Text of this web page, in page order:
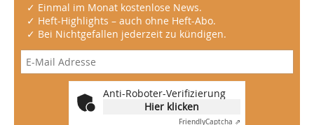
✓ Einmal im Monat kostenlose News.
✓ Heft-Highlights – auch ohne Heft-Abo.
✓ Bei Nichtgefallen jederzeit zu kündigen.
Anti-Roboter-Verifizierung
Hier klicken
FriendlyCaptcha ⇗